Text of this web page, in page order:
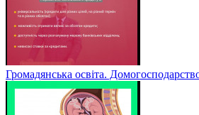
Громадянська освіта.